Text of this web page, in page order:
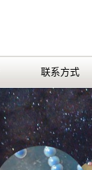
联系方式